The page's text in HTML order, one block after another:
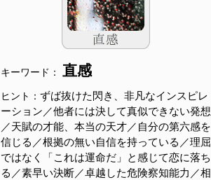
キーワード： 直感
ヒント： ずば抜けた閃き、非凡なインスピレ
ーション／他者には決して真似できない発想
／天賦の才能、本当の天才／自分の第六感を
信じる／根拠の無い自信を持っている／理屈
ではなく「これは運命だ」と感じて恋に落ち
る／素早い決断／卓越した危険察知能力／相